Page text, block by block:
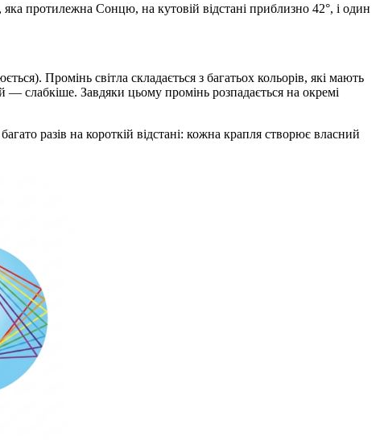
протилежна Сонцю, на кутовій відстані приблизно 42°, і один
Промінь світла складається з багатьох кольорів, які мають
слабкіше. Завдяки цьому промінь розпадається на окремі
разів на короткій відстані: кожна крапля створює власний